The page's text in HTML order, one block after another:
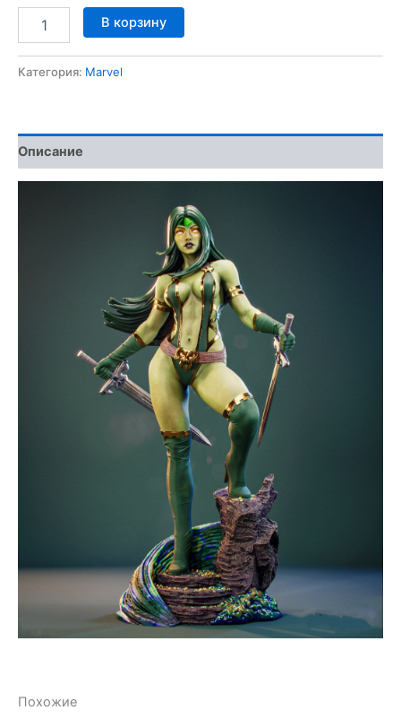
Количество
товара
3D
В корзину
Категория: Marvel
Описание
Похожие